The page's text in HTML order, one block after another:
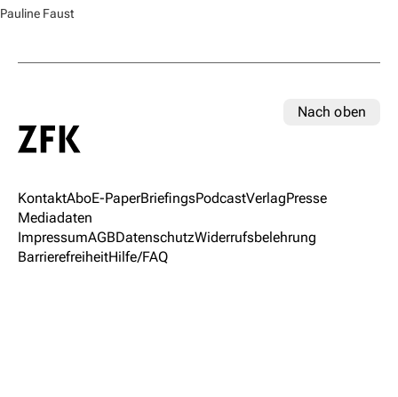
Pauline Faust
Nach oben
KontaktAboE-PaperBriefingsPodcastVerlagPresse
Mediadaten
ImpressumAGBDatenschutzWiderrufsbelehrung
BarrierefreiheitHilfe/FAQ